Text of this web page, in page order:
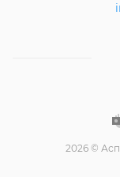
2026 ©